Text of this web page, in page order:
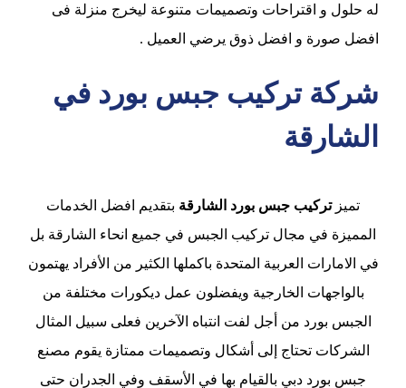
له حلول و اقتراحات وتصميمات متنوعة ليخرج منزلة فى
افضل صورة و افضل ذوق يرضي العميل .
شركة تركيب جبس بورد في
الشارقة
تميزتركيب جبس بورد الشارقة بتقديم افضل الخدمات
المميزة في مجال تركيب الجبس في جميع انحاء الشارقة بل
في الامارات العربية المتحدة باكملها الكثير من الأفراد يهتمون
بالواجهات الخارجية ويفضلون عمل ديكورات مختلفة من
الجبس بورد من أجل لفت انتباه الآخرين فعلى سبيل المثال
الشركات تحتاج إلى أشكال وتصميمات ممتازة يقوم مصنع
جبس بورد دبي بالقيام بها في الأسقف وفي الجدران حتى